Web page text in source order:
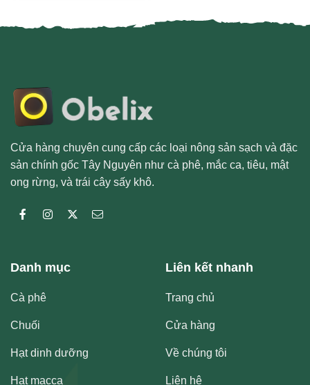
Cửa hàng chuyên cung cấp các loại nông sản sạch và đặc
sản chính gốc Tây Nguyên như cà phê, mắc ca, tiêu, mật
ong rừng, và trái cây sấy khô.
Danh mục
Cà phê
Chuối
Hạt dinh dưỡng
Hạt macca
Liên kết nhanh
Trang chủ
Cửa hàng
Về chúng tôi
Liên hệ